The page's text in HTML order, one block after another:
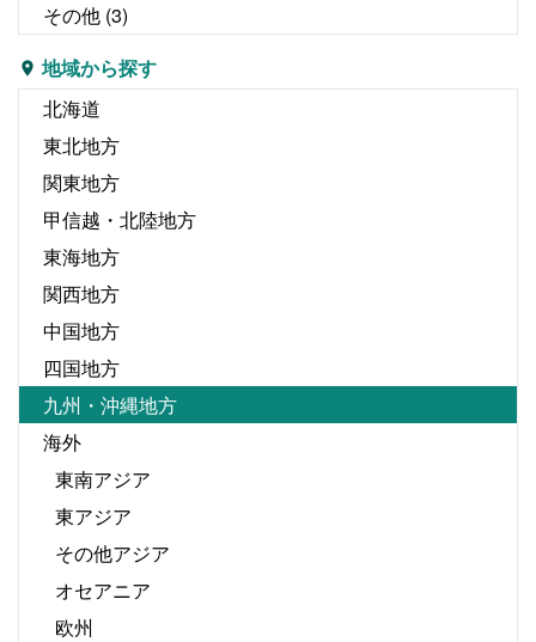
その他 (3)
地域から探す
北海道
東北地方
関東地方
甲信越・北陸地方
東海地方
関西地方
中国地方
四国地方
九州・沖縄地方
海外
東南アジア
東アジア
その他アジア
オセアニア
欧州